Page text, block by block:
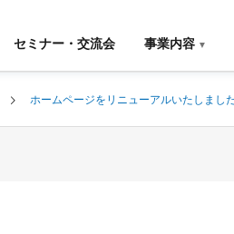
セミナー・交流会 事業内容
ホームページをリニューアルいたしました